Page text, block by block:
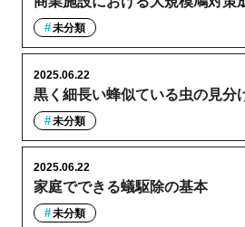
未分類
黒く細長い蜂似ている虫の見分
2025.06.22
未分類
家庭でできる蟻駆除の基本
2025.06.22
未分類